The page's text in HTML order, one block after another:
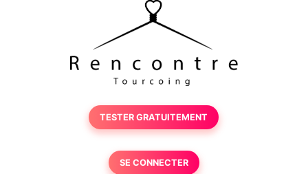
TESTER GRATUITEMENT
SE CONNECTER